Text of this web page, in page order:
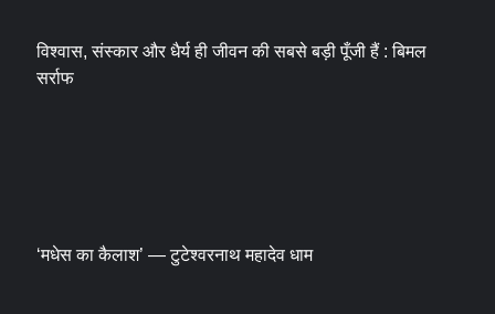
विश्वास, संस्कार और धैर्य ही जीवन की सबसे बड़ी पूँजी हैं : बिमल
सर्राफ
‘मधेस का कैलाश’ — टुटेश्वरनाथ महादेव धाम